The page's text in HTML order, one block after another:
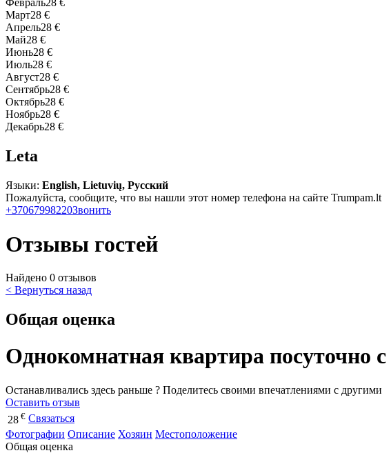
Февраль28 €
Март28 €
Апрель28 €
Май28 €
Июнь28 €
Июль28 €
Август28 €
Сентябрь28 €
Октябрь28 €
Ноябрь28 €
Декабрь28 €
Leta
Языки: English, Lietuvių, Русский
Пожалуйста, сообщите, что вы нашли этот номер телефона на сайте Trumpam.lt
+37067998220Звонить
Отзывы гостей
Найдено 0 отзывов
< Вернуться назад
Общая оценка
Однокомнатная квартира посуточно
Останавливались здесь раньше ? Поделитесь своими впечатлениями с другими
Оставить отзыв
28 € Связаться
Фотографии Описание Хозяин Местоположение
Общая оценка